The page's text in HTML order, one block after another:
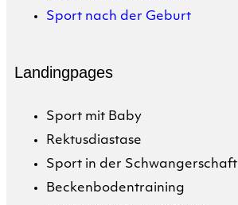
Sport nach der Geburt
Landingpages
Sport mit Baby
Rektusdiastase
Sport in der Schwangerschaft
Beckenbodentraining